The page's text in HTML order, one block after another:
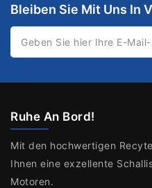
Bleiben Sie Mit Uns In
Ruhe An Bord!
Mit den hochwertigen
Ihnen eine exzellente
Motoren.